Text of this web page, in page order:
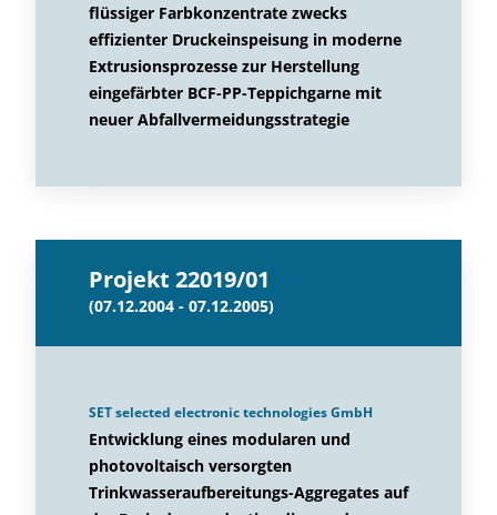
flüssiger Farbkonzentrate zwecks
effizienter Druckeinspeisung in moderne
Extrusionsprozesse zur Herstellung
eingefärbter BCF-PP-Teppichgarne mit
neuer Abfallvermeidungsstrategie
Projekt 22019/01
(07.12.2004 - 07.12.2005)
SET selected electronic technologies GmbH
Entwicklung eines modularen und
photovoltaisch versorgten
Trinkwasseraufbereitungs-Aggregates auf